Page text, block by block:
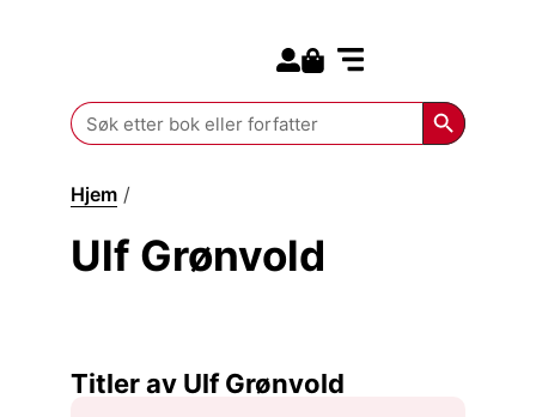
Search
for:
Search
Hjem /
Ulf Grønvold
Titler av Ulf Grønvold